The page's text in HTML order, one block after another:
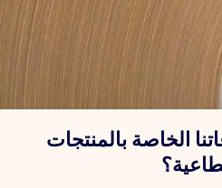
الخاصة بالمنتجات